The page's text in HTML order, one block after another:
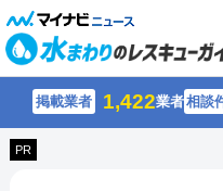
掲載業者 1,422業者相談
PR